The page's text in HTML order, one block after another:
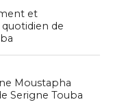
et
de
Moustapha
Serigne Touba